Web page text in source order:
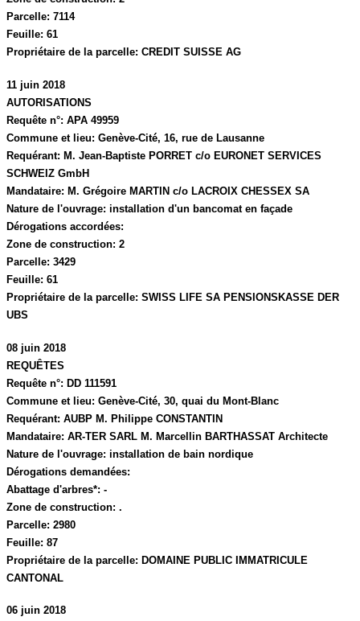
Parcelle: 7114
Feuille: 61
Propriétaire de la parcelle: CREDIT SUISSE AG
11 juin 2018
AUTORISATIONS
Requête n°: APA 49959
Commune et lieu: Genève-Cité, 16, rue de Lausanne
Requérant: M. Jean-Baptiste PORRET c/o EURONET SERVICES
SCHWEIZ GmbH
Mandataire: M. Grégoire MARTIN c/o LACROIX CHESSEX SA
Nature de l'ouvrage: installation d'un bancomat en façade
Dérogations accordées:
Zone de construction: 2
Parcelle: 3429
Feuille: 61
Propriétaire de la parcelle: SWISS LIFE SA PENSIONSKASSE DER
UBS
08 juin 2018
REQUÊTES
Requête n°: DD 111591
Commune et lieu: Genève-Cité, 30, quai du Mont-Blanc
Requérant: AUBP M. Philippe CONSTANTIN
Mandataire: AR-TER SARL M. Marcellin BARTHASSAT Architecte
Nature de l'ouvrage: installation de bain nordique
Dérogations demandées:
Abattage d'arbres*: -
Zone de construction: .
Parcelle: 2980
Feuille: 87
Propriétaire de la parcelle: DOMAINE PUBLIC IMMATRICULE
CANTONAL
06 juin 2018